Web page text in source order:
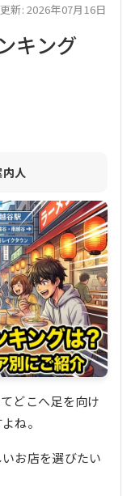
更新: 2026年07月16日
キング
人
どこへ足を向け
ね。
お店を選びたい